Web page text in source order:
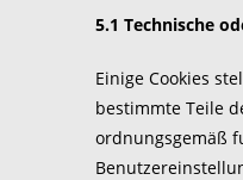
5.1 Technische
Einige Cookies
bestimmte Teile
ordnungsgemäß